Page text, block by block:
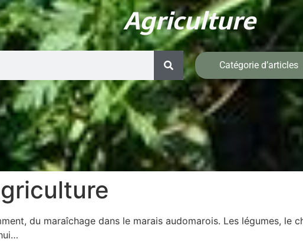
Agriculture
Catégorie d’articles
du maraîchage dans le marais audomarois. Les légumes, le